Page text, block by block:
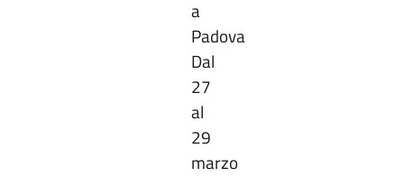
a
Padova
Dal
27
al
29
marzo